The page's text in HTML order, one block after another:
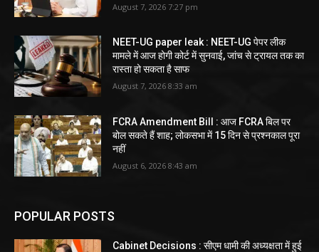
August 7, 2026 7:27 pm
NEET-UG paper leak : NEET-UG पेपर लीक
मामले में आज होगी कोर्ट में सुनवाई, जांच से ट्रायल तक का
रास्ता हो सकता है साफ
August 7, 2026 8:33 am
FCRA Amendment Bill : आज FCRA बिल पर
बोल सकते हैं शाह; लोकसभा में 15 दिन से प्रश्नकाल पूरा
नहीं
August 6, 2026 8:43 am
POPULAR POSTS
Cabinet Decisions : सीएम धामी की अध्यक्षता में हुई